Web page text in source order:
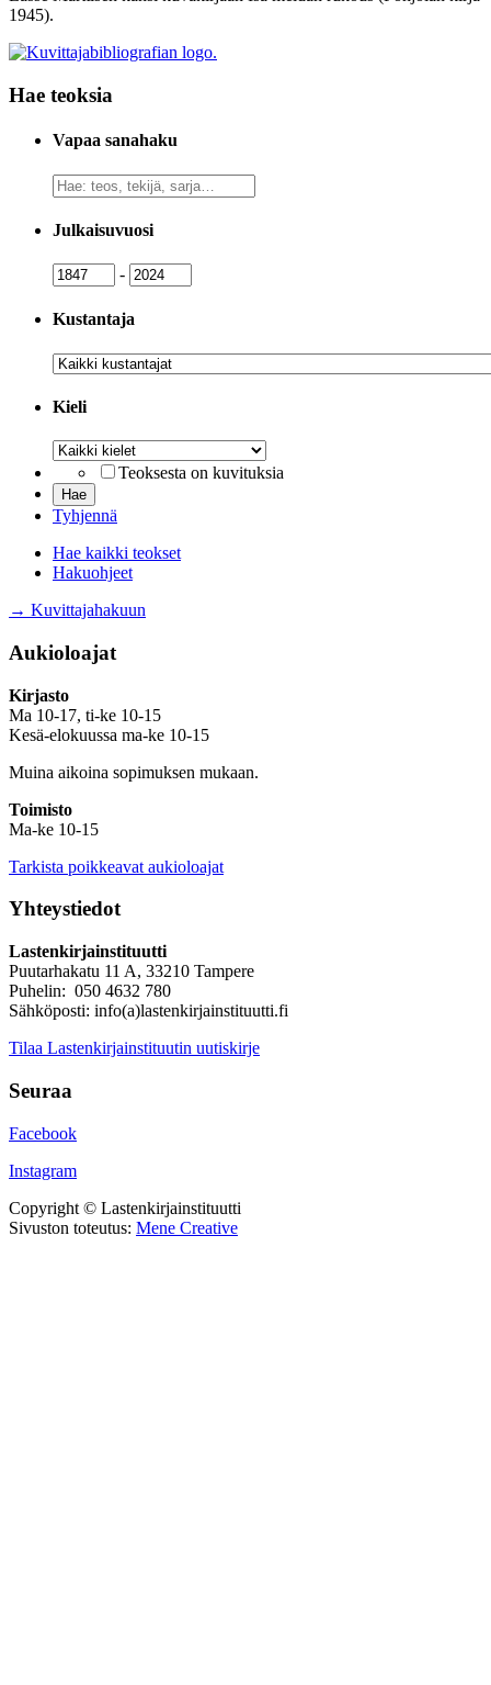
1945).
Hae teoksia
Vapaa sanahaku
Vapaa
sanahaku
Julkaisuvuosi
Julkaisuvuosi
- Julkaisuvuosi
Kustantaja
Kustantaja
Kieli
Kieli
Teoksesta on kuvituksia
Tyhjennä
Hae kaikki teokset
Hakuohjeet
→ Kuvittajahakuun
Aukioloajat
Kirjasto
Ma 10-17, ti-ke 10-15
Kesä-elokuussa ma-ke 10-15
Muina aikoina sopimuksen mukaan.
Toimisto
Ma-ke 10-15
Tarkista poikkeavat aukioloajat
Yhteystiedot
Lastenkirjainstituutti
Puutarhakatu 11 A, 33210 Tampere
Puhelin: 050 4632 780
Sähköposti: info(a)lastenkirjainstituutti.fi
Tilaa Lastenkirjainstituutin uutiskirje
Seuraa
Facebook
Instagram
Copyright © Lastenkirjainstituutti
Sivuston toteutus: Mene Creative